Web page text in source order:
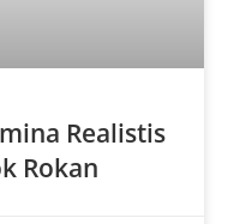
Realistis
Rokan